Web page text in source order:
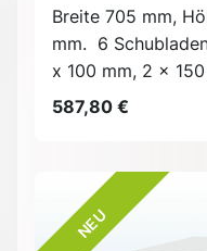
Breite 705 mm,
mm. 6
x 100 mm, 2 x
587,80 €
NEU